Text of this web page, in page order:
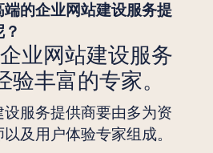
端的企业网站建设服务提
业网站建设服务
丰富的专家。
服务提供商要由多为资
及用户体验专家组成。